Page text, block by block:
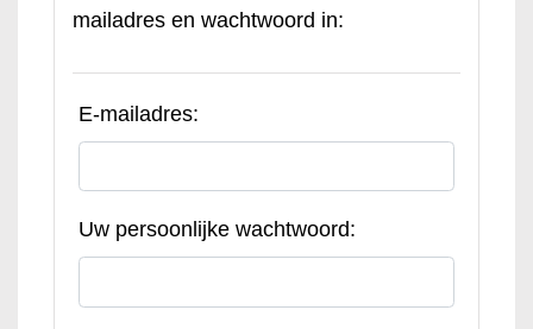
mailadres en wachtwoord in:
E-mailadres:
Uw persoonlijke wachtwoord: